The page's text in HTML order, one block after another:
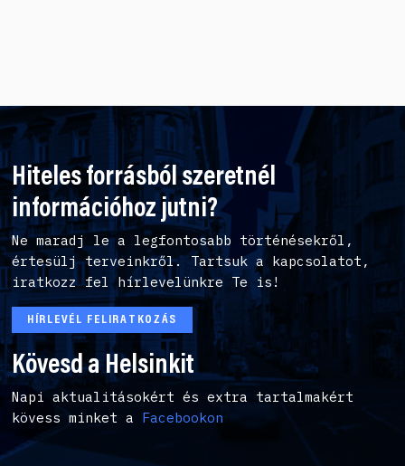
Hiteles forrásból szeretnél
információhoz jutni?
Ne maradj le a legfontosabb történésekről,
értesülj terveinkről. Tartsuk a kapcsolatot,
iratkozz fel hírlevelünkre Te is!
HÍRLEVÉL FELIRATKOZÁS
Kövesd a Helsinkit
Napi aktualitásokért és extra tartalmakért
kövess minket a Facebookon